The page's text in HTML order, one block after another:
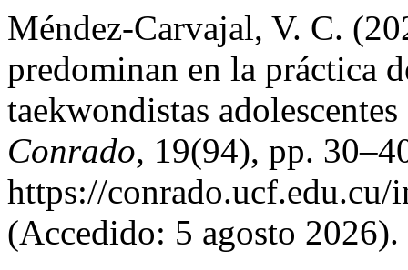
Méndez-Carvajal, V. C.
predominan en la práctica
taekwondistas
Conrado, 19(94), pp.
https://
(Accedido: 5 agosto 2026).